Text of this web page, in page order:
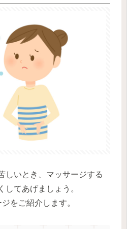
しいとき、マッサージする
してあげましょう。
をご紹介します。